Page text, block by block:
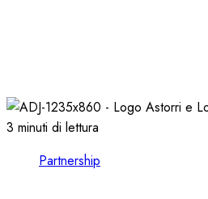
3 minuti di lettura
Partnership